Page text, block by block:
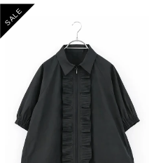
格
SALE